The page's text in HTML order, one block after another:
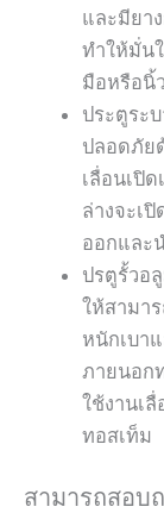
และมียา
ทำให้มั่น
มือหรือนิ้ว
ประตูระ
ปลอดภัย
เลื่อนเปิ
ล่างจะเ
ออกและ
ปรตูรั้วอ
ให้สามา
หนักเบา
ภายนอก
ใช้งานเ
ทอสเท็ม
สามารถสอบ